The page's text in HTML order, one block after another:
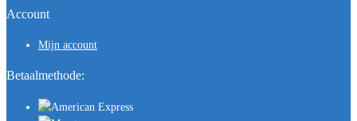
Account
Mijn account
Betaalmethode: